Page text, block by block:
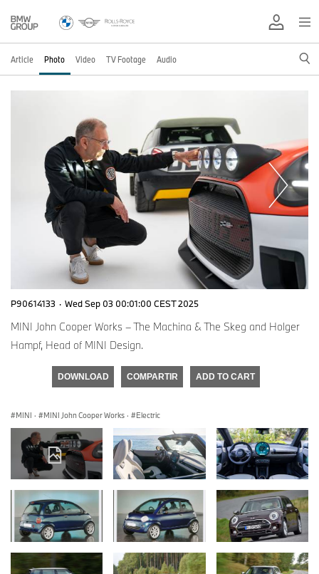
Article Photo Video TV Footage Audio
P90614133 · Wed Sep 03 00:01:00 CEST 2025
MINI John Cooper Works – The Machina & The Skeg and Holger
Hampf, Head of MINI Design.
DOWNLOAD COMPARTIR ADD TO CART
MINI · MINI John Cooper Works · Electric